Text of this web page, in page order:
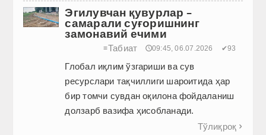
Эгилувчан қувурлар –
самарали суғоришнинг
замонавий ечими
≡Табиат 🕔09:45, 06.07.2026 ✔93
Глобал иқлим ўзгариши ва сув
ресурслари тақчиллиги шароитида ҳар
бир томчи сувдан оқилона фойдаланиш
долзарб вазифа ҳисобланади.
Тўлиқроқ 